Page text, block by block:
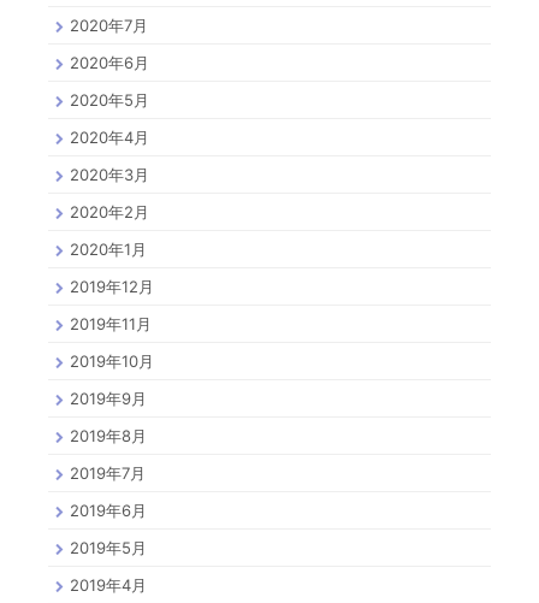
2020年7月
2020年6月
2020年5月
2020年4月
2020年3月
2020年2月
2020年1月
2019年12月
2019年11月
2019年10月
2019年9月
2019年8月
2019年7月
2019年6月
2019年5月
2019年4月